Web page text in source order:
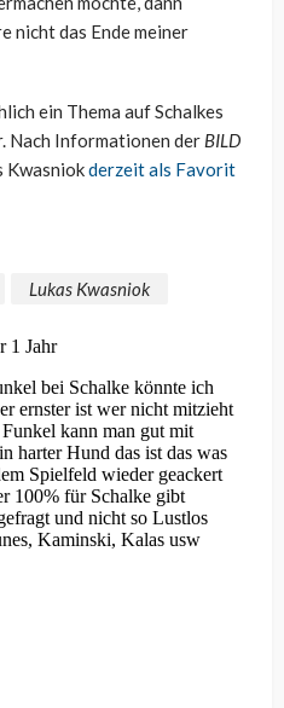
nicht das Ende meiner
ein Thema auf Schalkes
Nach Informationen der BILD
Kwasniokderzeit als Favorit
Lukas Kwasniok